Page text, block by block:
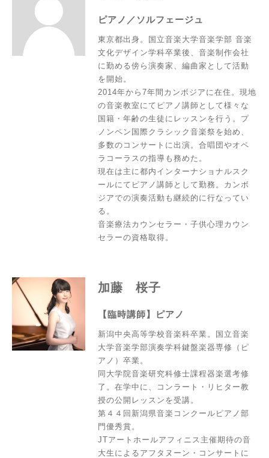
ピアノ／ソルフェージュ
東京都出身。国立音楽大学音楽学部 音楽
文化デザイン学科卒業後、音楽制作会社
に勤める傍ら演奏家、編曲家として活動
を開始。
2014年から7年間カンボジアに在住。現地
の音楽教室にてピアノ講師として様々な
国籍・年齢の生徒にレッスンを行う。プ
ノンペン国際クラシック音楽祭を始め、
多数のコンサートに出演。合唱団やオペ
ラコーラスの指導も務めた。
現在は主に都内インターナショナルスク
ールにてピアノ講師として勤務。カンボ
ジアでの演奏活動も継続的に行なってい
る。
音楽療法カウンセラー・子供心理カウン
セラーの資格取得。
加藤 桜子
【臨時講師】ピアノ
新潟中央高等学校音楽科卒業。国立音楽
大学音楽学部演奏学科鍵盤楽器専修（ピ
アノ）卒業。
同大学院音楽研究科修士課程器楽選考修
了。在学中に、コンラート・リヒター教
授の公開レッスンを受講。
第４４回新潟県音楽コンクールピアノ部
門優秀賞。
JTアートホールアフィニス主催期待の音
大生によるアフタヌーン・コンサートに